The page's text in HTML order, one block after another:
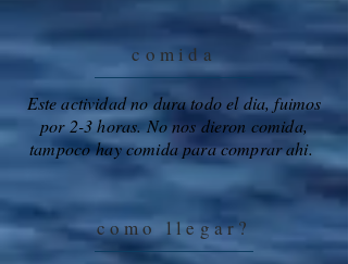
comida
Este actividad no dura todo el dia, fuimos
por 2-3 horas. No nos dieron comida,
tampoco hay comida para comprar ahi.
como llegar?